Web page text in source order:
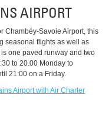
AIRPORT
Chambéy-Savoie Airport, this
seasonal flights as well as
one paved runway and two
to 20.00 Monday to
21:00 on a Friday.
Airport with Air Charter